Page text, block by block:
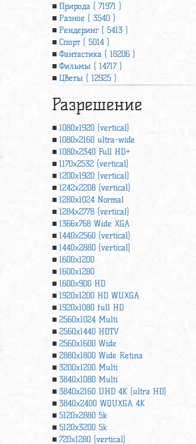
Природа ( 71971 )
Разное ( 3540 )
Рендеринг ( 5413 )
Спорт ( 5014 )
Фантастика ( 18206 )
Фильмы ( 14717 )
Цветы ( 12925 )
Разрешение
1080x1920 (vertical)
1080x2160 ultra-wide
1080x2340 Full HD+
1170x2532 (vertical)
1200x1920 (vertical)
1242x2208 (vertical)
1280x1024 Normal
1284x2778 (vertical)
1366х768 Wide XGA
1440x2560 (vertical)
1440x2880 (vertical)
1600x1200
1600x1280
1600x900 HD
1920x1200 HD WUXGA
1920х1080 full HD
2560x1024 Multi
2560x1440 HDTV
2560x1600 Wide
2880x1800 Wide Retina
3200x1200 Multi
3840x1080 Multi
3840x2160 UHD 4К (ultra HD)
3840x2400 WQUXGA 4K
5120x2880 5k
5120x3200 5k
720x1280 (vertical)